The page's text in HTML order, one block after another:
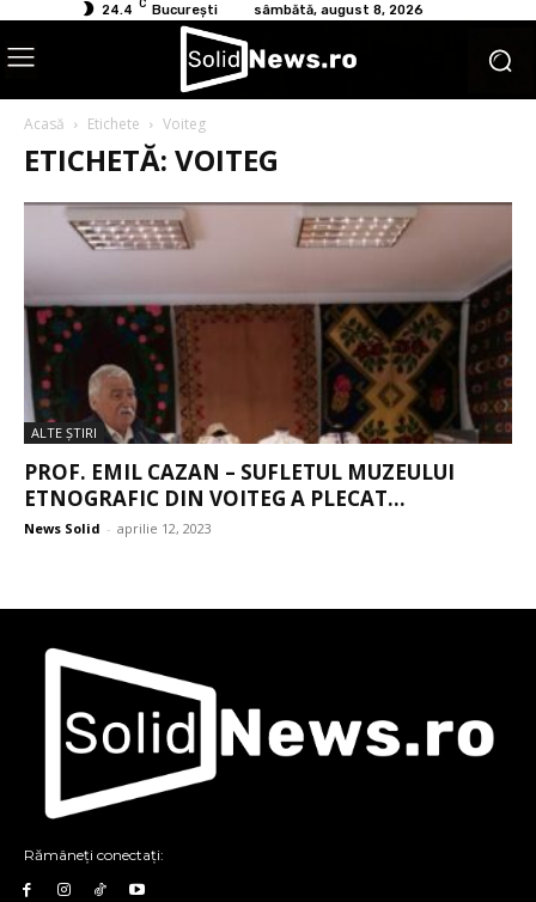
24.4 C București sâmbătă, august 8, 2026
Acasă Etichete Voiteg
ETICHETĂ: VOITEG
ALTE ŞTIRI
PROF. EMIL CAZAN – SUFLETUL MUZEULUI
ETNOGRAFIC DIN VOITEG A PLECAT...
News Solid - aprilie 12, 2023
Rămâneți conectați: